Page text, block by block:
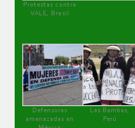
Protestas contra
VALE, Brasil
Defensoras
amenazadas en
Las Bambas,
Perú